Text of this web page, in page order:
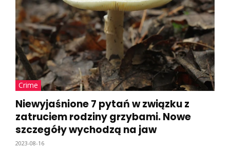
Crime
Niewyjaśnione 7 pytań w związku z
zatruciem rodziny grzybami. Nowe
szczegóły wychodzą na jaw
2023-08-16